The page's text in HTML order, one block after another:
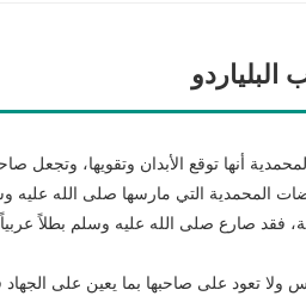
أنها توقع الأبدان وتقويها، وتجعل
المحمدية التي مارسها صلى الله عليه
فقد صارع صلى الله عليه وسلم بطلاً
ولا تعود على صاحبها بما يعين على